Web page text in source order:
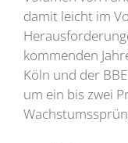
damit leicht im
kommenden
Köln und der
um ein bis zwei